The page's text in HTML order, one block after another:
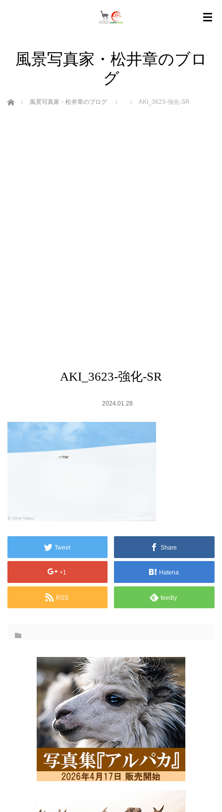
風景写真家・松井章のブロ
グ
ホーム 風景写真家・松井章のブログ AKI_3623-強化-SR
AKI_3623-強化-SR
2024.01.28
Tweet Share
+1 Hatena
RSS feedly